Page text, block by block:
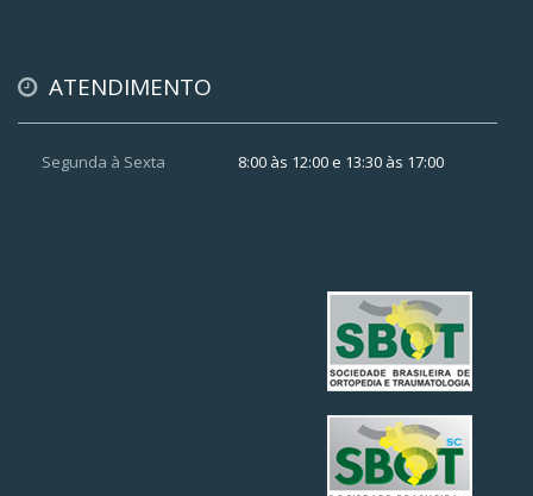
ATENDIMENTO
Segunda à Sexta 8:00 às 12:00 e 13:30 às 17:00